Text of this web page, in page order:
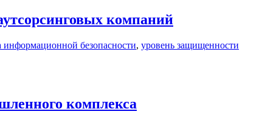
компаний
информационной безопасности, уровень защищенности
комплекса